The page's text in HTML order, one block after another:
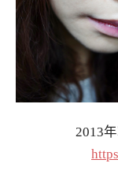
2013